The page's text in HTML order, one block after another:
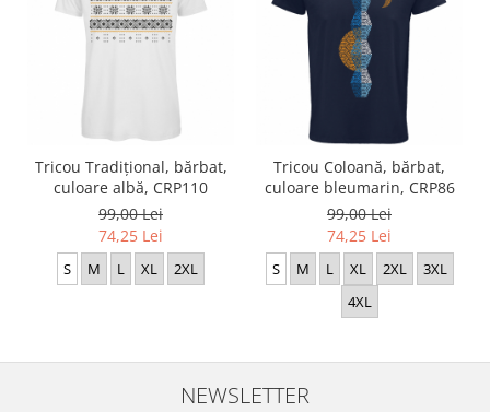
Tricou Tradițional, bărbat,
culoare albă, CRP110
99,00 Lei
74,25 Lei
S M L XL 2XL
Tricou Coloană, bărbat,
culoare bleumarin, CRP86
99,00 Lei
74,25 Lei
S M L XL 2XL
3XL
4XL
NEWSLETTER